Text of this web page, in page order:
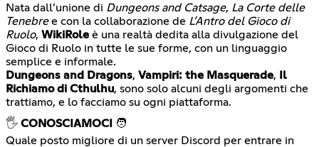
Nata dall’unione di Dungeons and Catsage, La Corte delle
Tenebree con la collaborazione de L’Antro del Gioco di
Ruolo, WikiRole è una realtà dedita alla divulgazione del
Gioco di Ruolo in tutte le sue forme, con un linguaggio
Dungeons and Dragons, Vampiri: the Masquerade,
Il
Richiamo di Cthulhu, sono solo alcuni degli argomenti che
trattiamo, e lo facciamo su ogni piattaforma.
🖐️ CONOSCIAMOCI
🧑
Quale posto migliore di un server Discord per entrare in